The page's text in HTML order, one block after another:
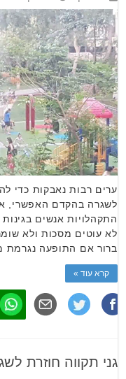
ערים רבות נאבקות כדי
לשגרה בהקדם האפשרי,
התקהלויות אנשים
ברור אם התופעה נגרמת
קרא עוד »
גני תקווה חוזרת